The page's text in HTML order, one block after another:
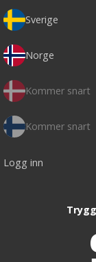
Sverige
Norge
Kommer snart
Kommer snart
Logg inn